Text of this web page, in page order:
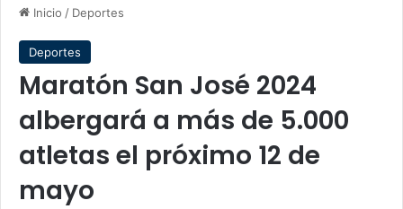
Inicio / Deportes
Deportes
Maratón San José 2024
albergará a más de 5.000
atletas el próximo 12 de
mayo